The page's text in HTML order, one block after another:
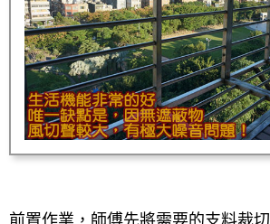
前置作業，師傅先將需要的支料裁切